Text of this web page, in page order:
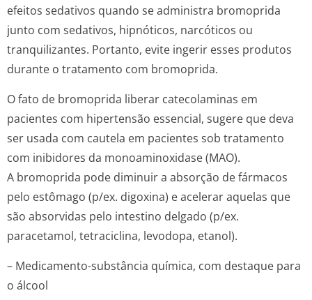
efeitos sedativos quando se administra bromoprida
junto com sedativos, hipnóticos, narcóticos ou
tranquilizantes. Portanto, evite ingerir esses produtos
durante o tratamento com bromoprida.
O fato de bromoprida liberar catecolaminas em
pacientes com hipertensão essencial, sugere que deva
ser usada com cautela em pacientes sob tratamento
com inibidores da monoaminoxidase (MAO).
A bromoprida pode diminuir a absorção de fármacos
pelo estômago (p/ex. digoxina) e acelerar aquelas que
são absorvidas pelo intestino delgado (p/ex.
paracetamol, tetraciclina, levodopa, etanol).
– Medicamento-substância química, com destaque para
o álcool